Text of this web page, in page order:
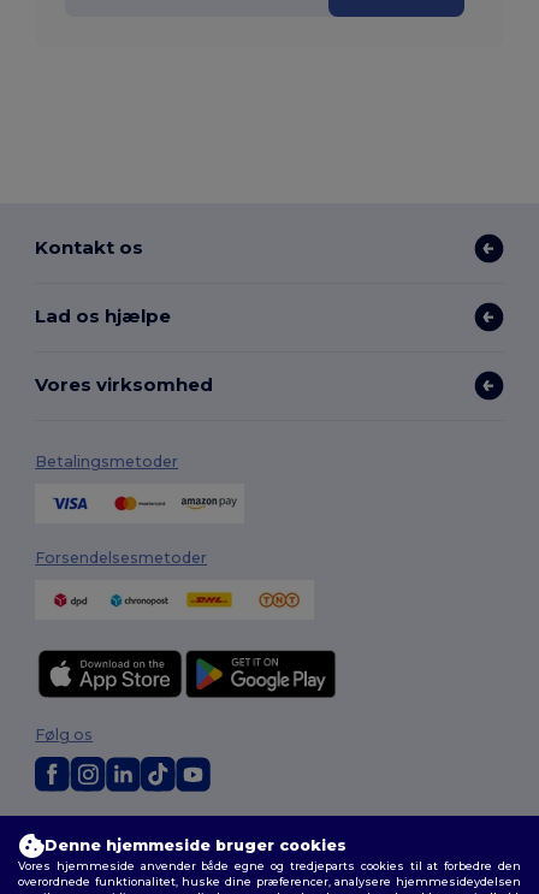
Kontakt os
Lad os hjælpe
Vores virksomhed
Betalingsmetoder
Forsendelsesmetoder
Vilkår og Betingelser|Tilpasset politik |Fortrolighedspolitik
cookies|Sitemap
Følg os
Denne hjemmeside bruger cookies
Vores hjemmeside anvender både egne og tredjeparts cookies til at forbedre den
overordnede funktionalitet, huske dine præferencer, analysere hjemmesideydelsen